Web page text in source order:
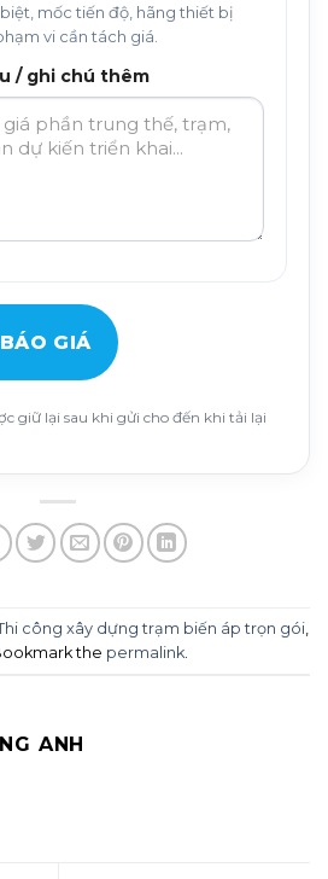
mốc tiến độ, hãng thiết bị
vi cần tách giá.
/ ghi chú thêm
GIÁ
giữ lại sau khi gửi cho đến khi tải lại
công xây dựng trạm biến áp trọn gói,
the permalink.
ANH